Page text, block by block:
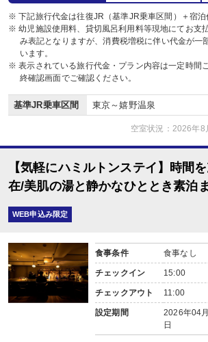
※ 下記旅行代金は往復JR（基準JR乗車区間）＋宿泊
※ 幼児施設使用料、貸切風呂利用料等現地にてお支
み表記となりますが、消費税増税に伴い代金が一
います。
※ 表示されている旅行代金・プラン内容は一定時間
終確認画面でご確認ください。
基準JR乗車区間 東京～嬉野温泉
空室状況：2026年
【気軽にハミルトンステイ】時間
在/美肌の湯と静かなひととき素泊
WEB申込み限定
食事条件 食事なし
チェックイン 15:00
チェックアウト 11:00
設定期間
2026年04
日